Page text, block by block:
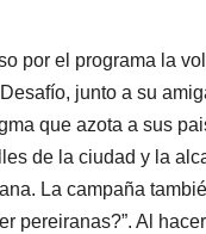
por el programa la
junto a su
que azota a sus
de la ciudad y la
La campaña
pereiranas?”. Al